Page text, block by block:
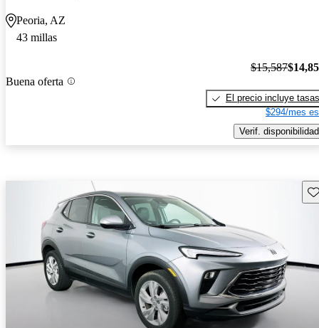
Peoria, AZ
43 millas
Buena oferta
$15,587
El precio incluye tasas
$294/mes
Verif. disponibilidad